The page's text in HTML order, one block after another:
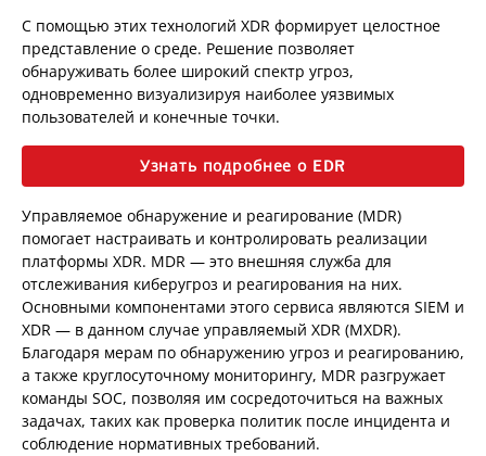
С помощью этих технологий XDR формирует целостное
представление о среде. Решение позволяет
обнаруживать более широкий спектр угроз,
одновременно визуализируя наиболее уязвимых
пользователей и конечные точки.
Узнать подробнее о EDR
Управляемое обнаружение и реагирование (MDR)
помогает настраивать и контролировать реализации
платформы XDR. MDR — это внешняя служба для
отслеживания киберугроз и реагирования на них.
Основными компонентами этого сервиса являются SIEM и
XDR — в данном случае управляемый XDR (MXDR).
Благодаря мерам по обнаружению угроз и реагированию,
а также круглосуточному мониторингу, MDR разгружает
команды SOC, позволяя им сосредоточиться на важных
задачах, таких как проверка политик после инцидента и
соблюдение нормативных требований.